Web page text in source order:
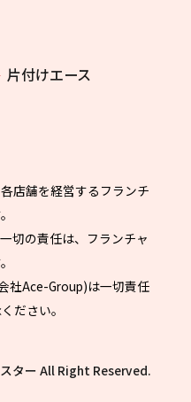
片付けエース
店舗を経営するフランチ
切の責任は、フランチャ
社Ace-Group)は一切責任
ださい。
ター All Right Reserved.